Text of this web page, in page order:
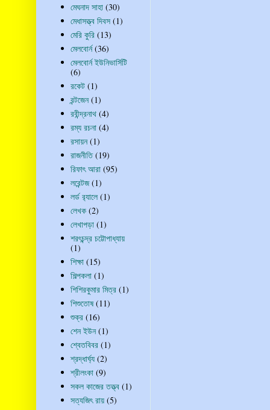
মেঘনাদ সাহা (30)
মেধাসত্ত্ব দিবস (1)
মেরি কুরি (13)
মেলবোর্ন (36)
মেলবোর্ন ইউনিভার্সিটি
(6)
রকেট (1)
রন্টজেন (1)
রবীন্দ্রনাথ (4)
রম্য রচনা (4)
রসায়ন (1)
রাজনীতি (19)
রিফাৎ আরা (95)
লরেন্টজ (1)
লর্ড র‍্যালে (1)
লেখক (2)
লেখাপড়া (1)
শরৎচন্দ্র চট্টোপাধ্যায়
(1)
শিক্ষা (15)
শিল্পকলা (1)
শিশিরকুমার মিত্র (1)
শিশুতোষ (11)
শুক্র (16)
শেন ইউন (1)
শ্বেতবিবর (1)
শ্রদ্ধার্ঘ্য (2)
শ্রীলংকা (9)
সকল কাজের তত্ত্ব (1)
সত্যজিৎ রায় (5)